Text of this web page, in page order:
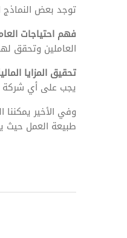
توجد بعض
فهم احتياجات
العاملين وتحقق
تحقيق المزايا
يجب على أي شركة
وفي الأخير
طبيعة العمل حيث